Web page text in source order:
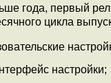
года, первый
цикла
настройки;